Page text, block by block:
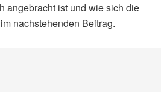
angebracht ist und wie sich die
nachstehenden Beitrag.